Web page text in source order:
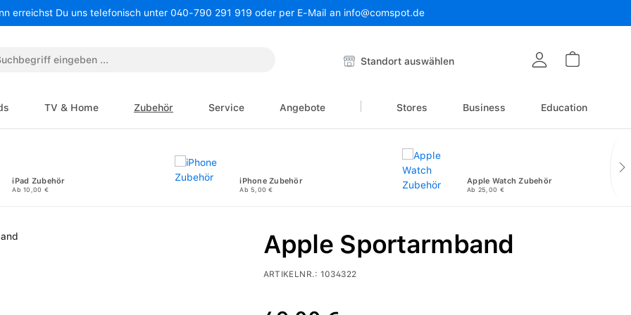
erreichst Du uns telefonisch unter 040-790 291 919 oder per E-Mail an info@comspot.de
Standort auswählen
TV & Home Zubehör Service Angebote Stores Business Education
iPad Zubehör
Ab 10,00 €
iPhone Zubehör
Ab 5,00 €
Apple Watch Zubehör
Ab 25,00 €
Apple Sportarmband
ARTIKELNR.: 1034322
Regulärer Preis: